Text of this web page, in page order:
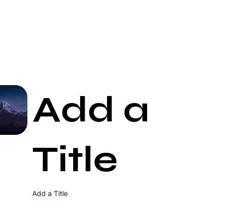
Add a
Title
Add a Title